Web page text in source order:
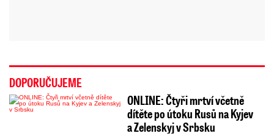
DOPORUČUJEME
ONLINE: Čtyři mrtví včetně
dítěte po útoku Rusů na Kyjev
a Zelenskyj v Srbsku